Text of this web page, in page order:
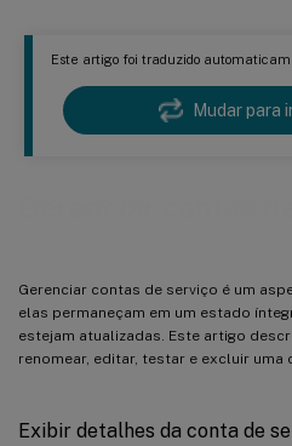
Este artigo foi traduzido
Mudar para
Gerenciar contas de serviço é um
elas permaneçam em um estado
estejam atualizadas. Este artigo
renomear, editar, testar e excluir uma
Exibir detalhes da conta de